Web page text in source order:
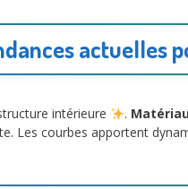
actuelles
intérieure .
Les courbes apportent